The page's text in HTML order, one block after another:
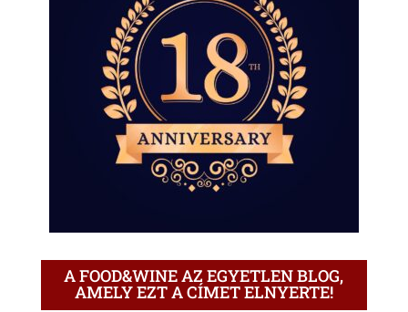
A FOOD&WINE AZ EGYETLEN BLOG,
AMELY EZT A CÍMET ELNYERTE!